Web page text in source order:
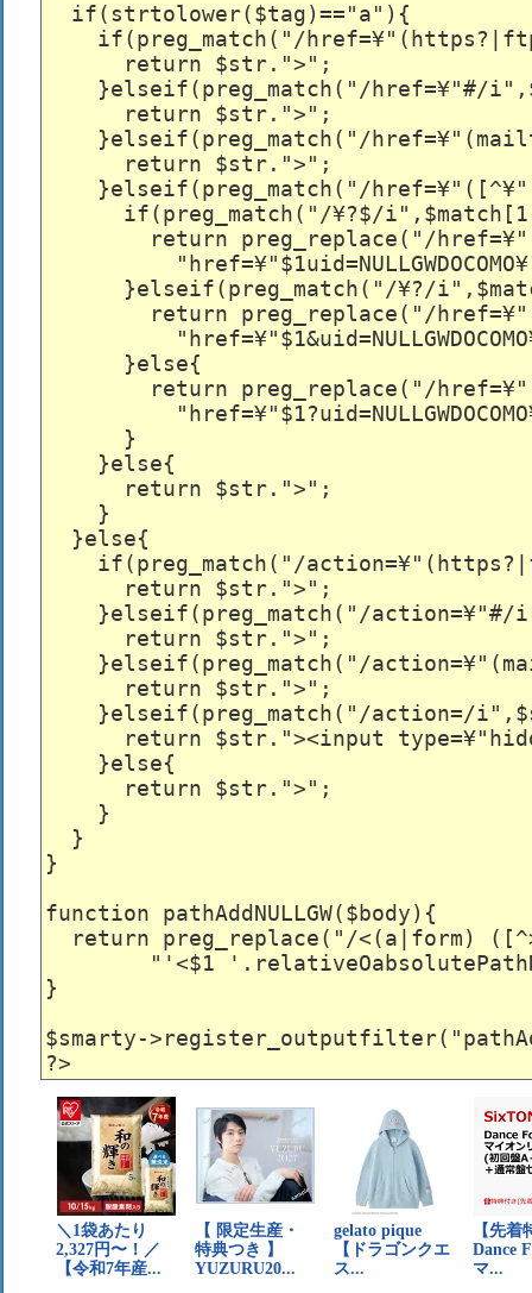
  if(strtolower($tag)=="a"){
if(preg_match("/
      return $str.">";
}elseif(preg_match("/href=¥"#/
      return $str.">";
}elseif(preg_match("/
      return $str.">";
}elseif(preg_match("/
if(preg_match("/¥?$/
return preg_replace("/
}elseif(preg_match("/¥?/
return preg_replace("/
      }else{
return preg_replace("/
      }
    }else{
      return $str.">";
    }
  }else{
if(preg_match("/
      return $str.">";
}elseif(preg_match("/action=¥"#/
      return $str.">";
}elseif(preg_match("/
      return $str.">";
}elseif(preg_match("/action=/
return $str."><input
    }else{
      return $str.">";
    }
  }
}
function pathAddNULLGW($body){
return preg_replace("/<(a|form)
"'<$1
}
$smarty-